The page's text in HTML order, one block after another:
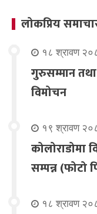
लोकप्रिय
१८ श्रावण
गुरुसम्मान तथा
विमोचन
१९ श्रावण
कोलोराडोमा
सम्पन्न (फोटो
१८ श्रावण